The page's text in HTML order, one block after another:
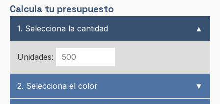
Calcula tu presupuesto
1. Selecciona la cantidad ▲
Unidades:
2. Selecciona el color ▼